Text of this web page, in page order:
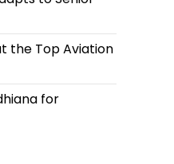
the Top Aviation
for